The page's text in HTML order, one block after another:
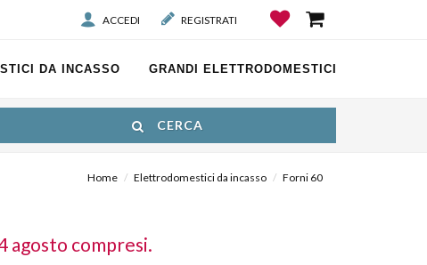
ACCEDI REGISTRATI
DA INCASSO GRANDI ELETTRODOMESTICI
CERCA
Home Elettrodomestici da incasso Forni 60
agosto compresi.